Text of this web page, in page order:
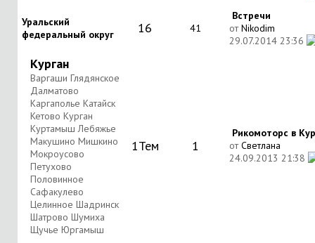
Уральский
федеральный округ
16 41
Встречи
отNikodim
29.07.2014 23:36
Курган
Варгаши Глядянское
Далматово
Каргаполье Катайск
Кетово Курган
Куртамыш Лебяжье
Макушино Мишкино
Мокроусово
Петухово
Половинное
Сафакулево
Целинное Шадринск
Шатрово Шумиха
Щучье Юргамыш
1Тем 1
Рикомоторс в
отСветлана
24.09.2013 21:38